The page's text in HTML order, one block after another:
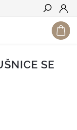
Hledat
SE